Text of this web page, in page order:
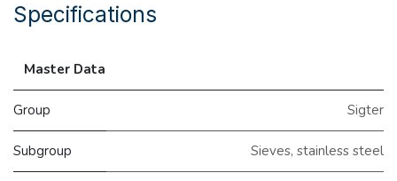
Specifications
Master Data
Group Sigter
Subgroup Sieves, stainless steel